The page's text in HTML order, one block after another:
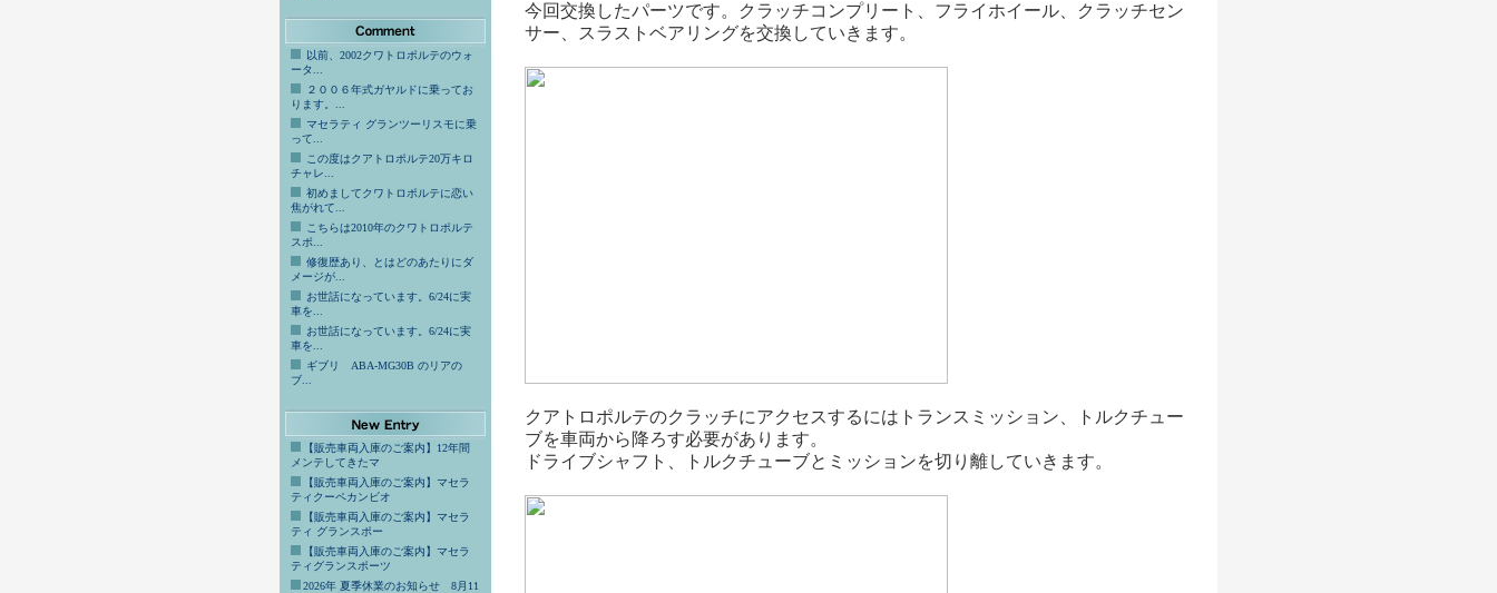
以前、2002クワトロポルテのウォ
ータ...
２００６年式ガヤルドに乗ってお
ります。...
マセラティ グランツーリスモに乗
って...
この度はクアトロポルテ20万キロ
チャレ...
初めましてクワトロポルテに恋い
焦がれて...
こちらは2010年のクワトロポルテ
スポ...
修復歴あり、とはどのあたりにダ
メージが...
お世話になっています。6/24に実
車を...
お世話になっています。6/24に実
車を...
ギブリ ABA-MG30B のリアの
ブ...
【販売車両入庫のご案内】12年間
メンテしてきたマ
【販売車両入庫のご案内】マセラ
ティクーペカンビオ
【販売車両入庫のご案内】マセラ
ティ グランスポー
【販売車両入庫のご案内】マセラ
ティグランスポーツ
2026年 夏季休業のお知らせ 8月11
今回交換したパーツです。クラッチコンプリート、フライホイール、クラッチセン
サー、スラストベアリングを交換していきます。
クアトロポルテのクラッチにアクセスするにはトランスミッション、トルクチュー
ブを車両から降ろす必要があります。
ドライブシャフト、トルクチューブとミッションを切り離していきます。